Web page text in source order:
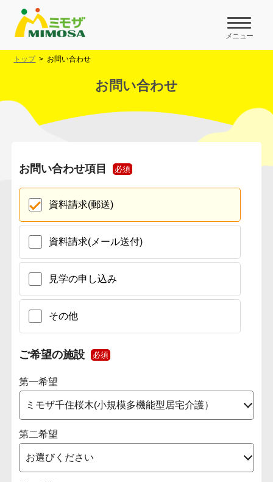
メニュー
トップ お問い合わせ
お問い合わせ
お問い合わせ項目 必須
資料請求(郵送)
資料請求(メール送付)
見学の申し込み
その他
ご希望の施設 必須
第一希望
第二希望